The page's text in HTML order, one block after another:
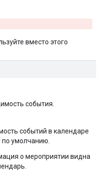
вместо этого
события.
событий в календаре
умолчанию.
о мероприятии видна